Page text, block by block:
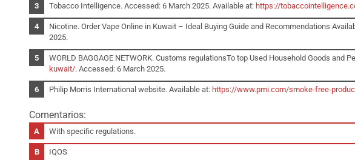
Tobacco Intelligence. Accessed: 6 March 2025. Available at: https://
Nicotine. Order Vape Online in Kuwait – Ideal Buying Guide and Recommendations
2025.
WORLD BAGGAGE NETWORK. Customs regulationsTo top Used Household Goods and
kuwait/. Accessed: 6 March 2025.
Philip Morris International website. Available at: https://www.pmi.com/smoke-free-
Comentarios:
With specific regulations.
IQOS